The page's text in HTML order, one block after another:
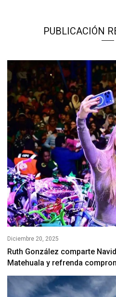
PUBLICACIÓN
Diciembre 20, 2025
Ruth González comparte
Matehuala y refrenda